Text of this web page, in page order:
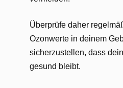
Überprüfe daher
Ozonwerte in deinem
sicherzustellen, dass
gesund bleibt.